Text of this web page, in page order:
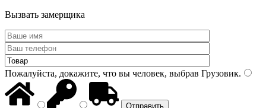
Вызвать замерщика
Пожалуйста, докажите, что вы человек, выбрав Грузовик.